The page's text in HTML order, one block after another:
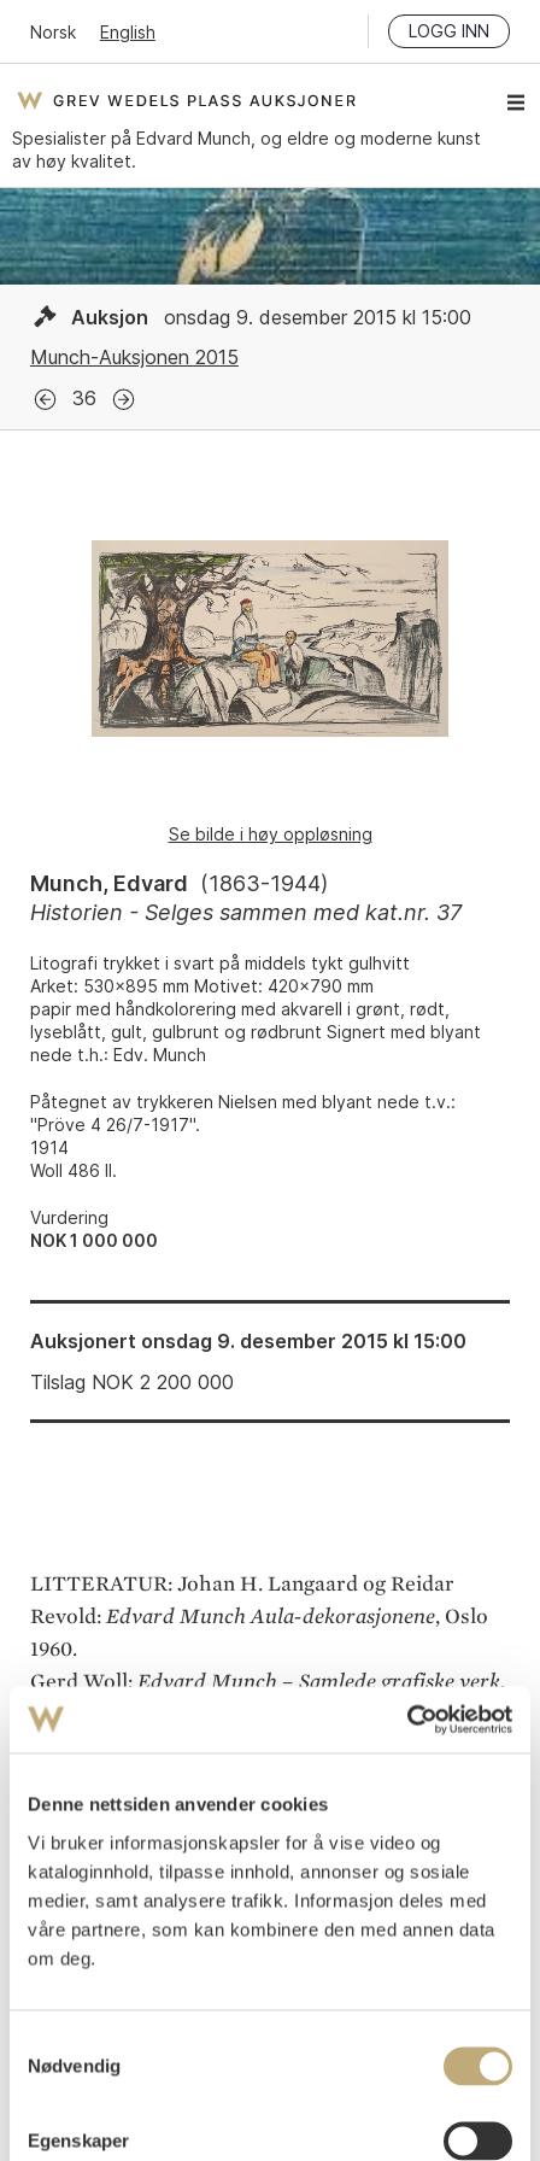
Denne nettsiden anvender cookies
Vi bruker informasjonskapsler for å vise video og
kataloginnhold, tilpasse innhold, annonser og sosiale
medier, samt analysere trafikk. Informasjon deles med
våre partnere, som kan kombinere den med annen data
om deg.
Nødvendig
Egenskaper
Norsk English LOGG INN
Spesialister på Edvard Munch, og eldre og moderne kunst
av høy kvalitet.
Auksjon
onsdag 9. desember 2015 kl 15:00
Munch-Auksjonen 2015
36
Se bilde i høy oppløsning
Munch, Edvard (1863-1944)
Historien - Selges sammen med kat.nr. 37
Litografi trykket i svart på middels tykt gulhvitt
Arket: 530x895 mm Motivet: 420x790 mm
papir med håndkolorering med akvarell i grønt, rødt,
lyseblått, gult, gulbrunt og rødbrunt Signert med blyant
nede t.h.: Edv. Munch
Påtegnet av trykkeren Nielsen med blyant nede t.v.:
"Pröve 4 26/7-1917".
1914
Woll 486 II.
Vurdering
NOK 1 000 000
Auksjonert onsdag 9. desember 2015 kl 15:00
Tilslag NOK 2 200 000
LITTERATUR: Johan H. Langaard og Reidar
Revold:Edvard Munch Aula-dekorasjonene, Oslo
1960.
Gerd Woll: Edvard Munch – Samlede grafiske verk,
Oslo 2012, kat. nr. 486.
dekorasjonene som Edvard Munch vant
konkurransen om å utsmykke i 1909-10. Maleriene
kom på plass i 1916,Historienhenger på salens
vestvegg,Alma Materpå østveggen, de er 429x1135
cm store.
vis mann sittende under. Modellen for den gamle
mannen var Børre Eriksen (1829-?), en sjømann og
verftsarbeider herdet av slit gjennom mange år,
som Munch traff da han bodde på Skrubben i